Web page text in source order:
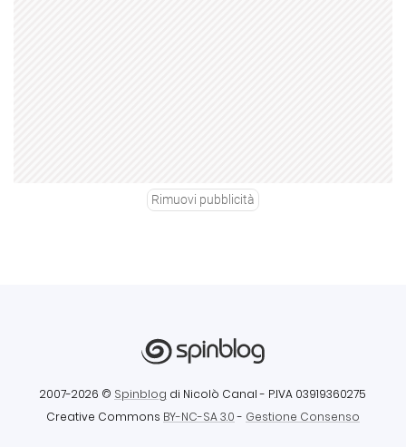
Rimuovi pubblicità
2007-2026 © Spinblog di Nicolò Canal - P.IVA 03919360275
Creative Commons BY-NC-SA 3.0- Gestione Consenso